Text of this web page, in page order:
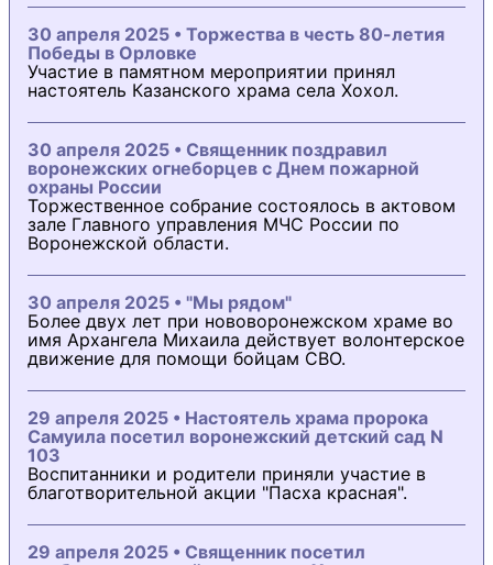
30 апреля 2025 • Торжества в честь 80-летия
Победы в Орловке
Участие в памятном мероприятии принял
настоятель Казанского храма села Хохол.
30 апреля 2025 • Священник поздравил
воронежских огнеборцев с Днем пожарной
охраны России
Торжественное собрание состоялось в актовом
зале Главного управления МЧС России по
Воронежской области.
30 апреля 2025 • "Мы рядом"
Более двух лет при нововоронежском храме во
имя Архангела Михаила действует волонтерское
движение для помощи бойцам СВО.
29 апреля 2025 • Настоятель храма пророка
Самуила посетил воронежский детский сад N
103
Воспитанники и родители приняли участие в
благотворительной акции "Пасха красная".
29 апреля 2025 • Священник посетил